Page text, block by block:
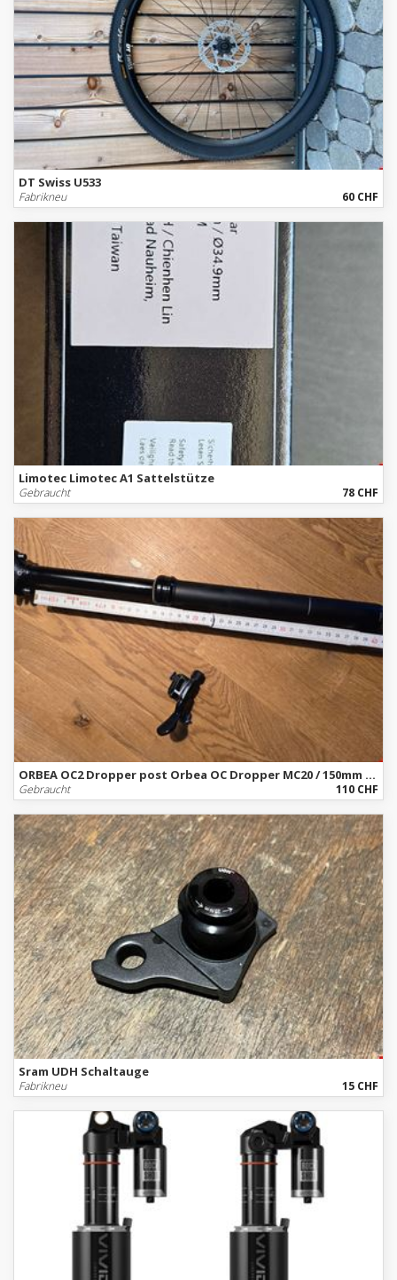
DT Swiss U533
Fabrikneu 60 CHF
Limotec Limotec A1 Sattelstütze
Gebraucht 78 CHF
ORBEA OC2 Dropper post Orbea OC Dropper MC20 / 150mm / 31.6mm
Gebraucht 110 CHF
Sram UDH Schaltauge
Fabrikneu 15 CHF